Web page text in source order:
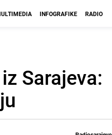
INFOGRAFIKE RADIO
Sarajeva: